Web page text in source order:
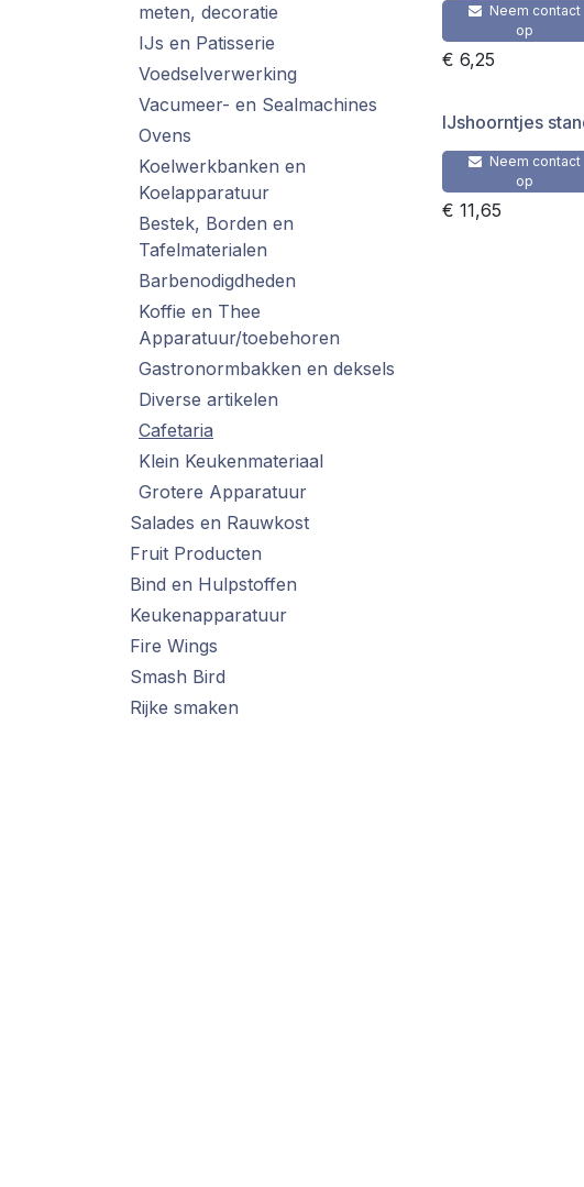
meten, decoratie
IJs en Patisserie
Voedselverwerking
Vacumeer- en Sealmachines
Ovens
Koelwerkbanken en
Koelapparatuur
Bestek, Borden en
Tafelmaterialen
Barbenodigdheden
Koffie en Thee
Apparatuur/toebehoren
Gastronormbakken en deksels
Diverse artikelen
Cafetaria
Klein Keukenmateriaal
Grotere Apparatuur
Salades en Rauwkost
Fruit Producten
Bind en Hulpstoffen
Keukenapparatuur
Fire Wings
Smash Bird
Rijke smaken
Neem contact
op
€ 6,25
IJshoorntjes
Neem contact
op
€ 11,65